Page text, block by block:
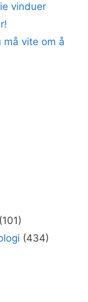
vinduer
må vite om å
(101)
(434)